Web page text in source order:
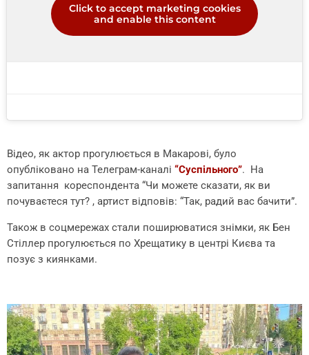
Click to accept marketing cookies
and enable this content
Відео, як актор прогулюється в Макарові, було
опубліковано на Телеграм-каналі “Суспільного”. На
запитання кореспондента “Чи можете сказати, як ви
почуваєтеся тут? , артист відповів: “Так, радий вас бачити”.
Також в соцмережах стали поширюватися знімки, як Бен
Стіллер прогулюється по Хрещатику в центрі Києва та
позує з киянками.